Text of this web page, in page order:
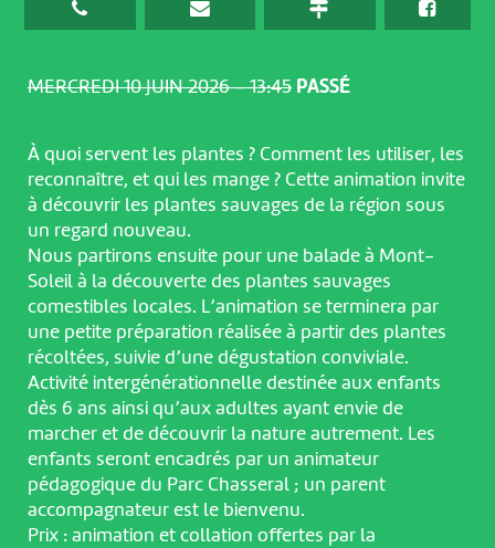
MERCREDI 10 JUIN 2026 – 13:45 PASSÉ
À quoi servent les plantes ? Comment les utiliser, les
reconnaître, et qui les mange ? Cette animation invite
à découvrir les plantes sauvages de la région sous
un regard nouveau.
Nous partirons ensuite pour une balade à Mont-
Soleil à la découverte des plantes sauvages
comestibles locales. L’animation se terminera par
une petite préparation réalisée à partir des plantes
récoltées, suivie d’une dégustation conviviale.
Activité intergénérationnelle destinée aux enfants
dès 6 ans ainsi qu’aux adultes ayant envie de
marcher et de découvrir la nature autrement. Les
enfants seront encadrés par un animateur
pédagogique du Parc Chasseral ; un parent
accompagnateur est le bienvenu.
Prix : animation et collation offertes par la